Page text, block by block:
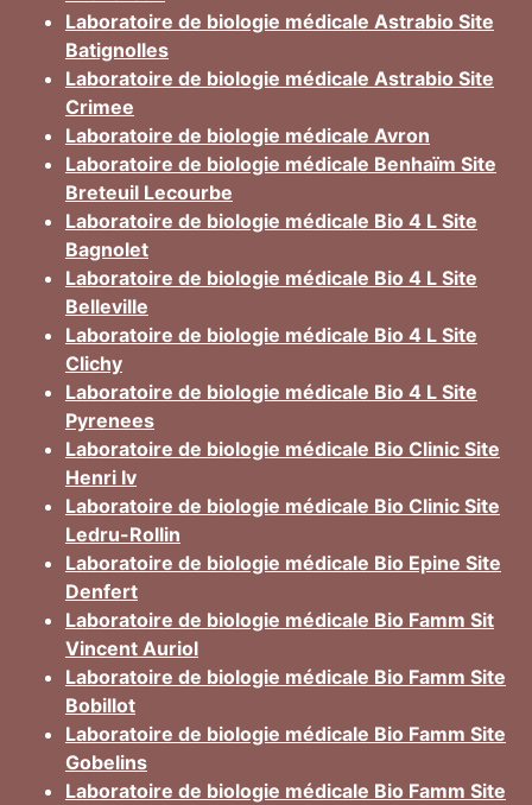
Laboratoire de biologie médicale Astrabio Site
Batignolles
Laboratoire de biologie médicale Astrabio Site
Crimee
Laboratoire de biologie médicale Avron
Laboratoire de biologie médicale Benhaïm Site
Breteuil Lecourbe
Laboratoire de biologie médicale Bio 4 L Site
Bagnolet
Laboratoire de biologie médicale Bio 4 L Site
Belleville
Laboratoire de biologie médicale Bio 4 L Site
Clichy
Laboratoire de biologie médicale Bio 4 L Site
Pyrenees
Laboratoire de biologie médicale Bio Clinic Site
Henri Iv
Laboratoire de biologie médicale Bio Clinic Site
Ledru-Rollin
Laboratoire de biologie médicale Bio Epine Site
Denfert
Laboratoire de biologie médicale Bio Famm Sit
Vincent Auriol
Laboratoire de biologie médicale Bio Famm Site
Bobillot
Laboratoire de biologie médicale Bio Famm Site
Gobelins
Laboratoire de biologie médicale Bio Famm Site